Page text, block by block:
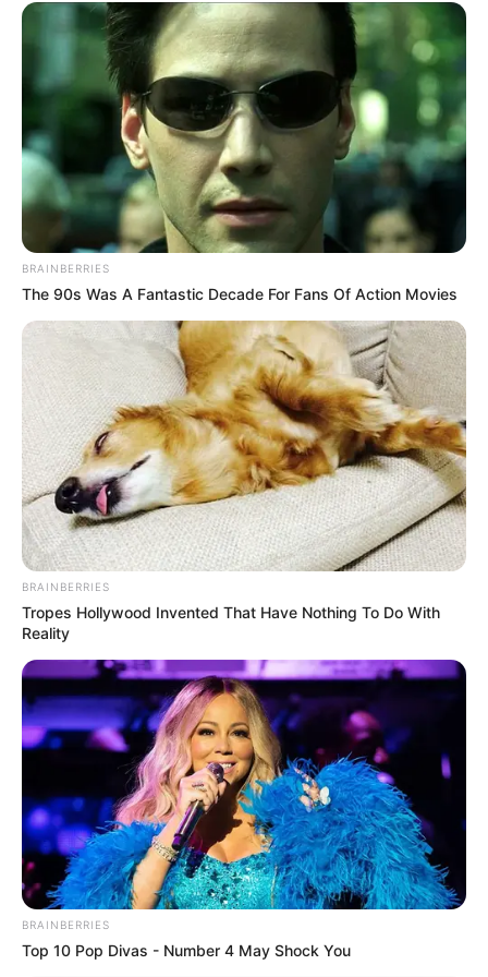
A kampányban mégis ott volt mellette. Nem
harsányan, nem minden képen szerepelve, nem a
figyelmet keresve, hanem inkább csendes
támaszként. Ez az a szerep, amit sokan most utólag
különösen fontosnak tartanak: nem a nyilvánosság
előtt akart bizonyítani, hanem akkor állt mellette,
amikor a legnehezebb volt.
Kitartott mellette a legkeményebb időszakban
Magyar Péter politikai felemelkedése nem egy
nyugodt, kiszámítható időszak volt. A Tisza
kampánya alatt folyamatos támadások,
karaktergyilkossági kísérletek, személyes ügyek és
családi-magánéleti találgatások kísérték az útját.
Egy ilyen helyzetben egy kapcsolatnak is óriási
teher jut.
Szabó Ilona nemcsak párként, hanem emberileg is
nagy nyomás alá került. A Media1 februárban arról
BRAINBERRIES
The 90s Was A Fantastic Decade For Fans Of Action Movies
BRAINBERRIES
Tropes Hollywood Invented That Have Nothing To Do With
Reality
BRAINBERRIES
Top 10 Pop Divas - Number 4 May Shock You